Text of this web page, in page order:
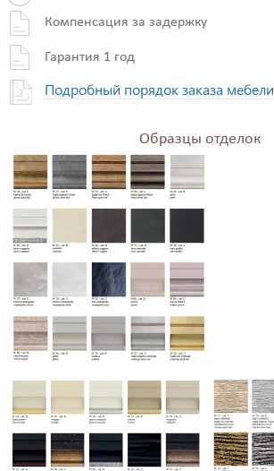
Компенсация за задержку
Гарантия 1 год
Подробный порядок заказа мебели
Образцы отделок